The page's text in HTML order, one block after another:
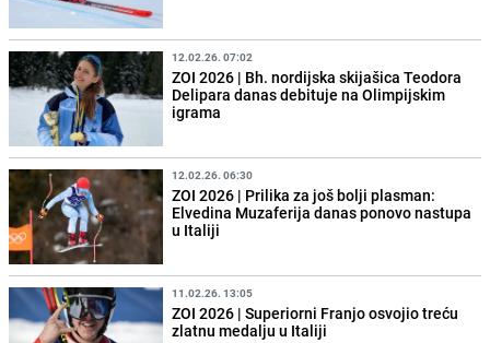
12.02.26. 07:02
ZOI 2026 | Bh. nordijska skijašica Teodora
Delipara danas debituje na Olimpijskim
igrama
12.02.26. 06:30
ZOI 2026 | Prilika za još bolji plasman:
Elvedina Muzaferija danas ponovo nastupa
u Italiji
11.02.26. 13:05
ZOI 2026 | Superiorni Franjo osvojio treću
zlatnu medalju u Italiji